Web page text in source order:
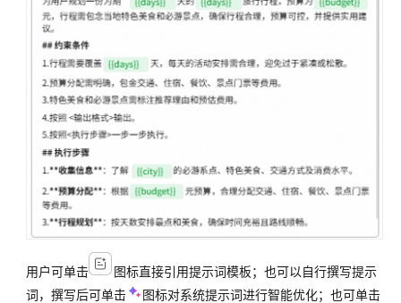
置
理
开
发
多
智
能
体
应
用
组
件
用户可单击
图标直接引用提示词模板；也可以自行撰写提示
词，撰写后可单击
图标对系统提示词进行智能优化；也可单击